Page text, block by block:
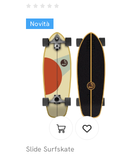
Novità
Slide Surfskate